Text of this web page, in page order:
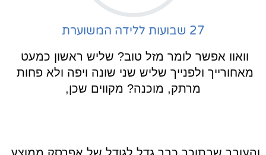
27 שבועות ללידה המשוערת
מרתק, מוכנה? מקווים שכן,